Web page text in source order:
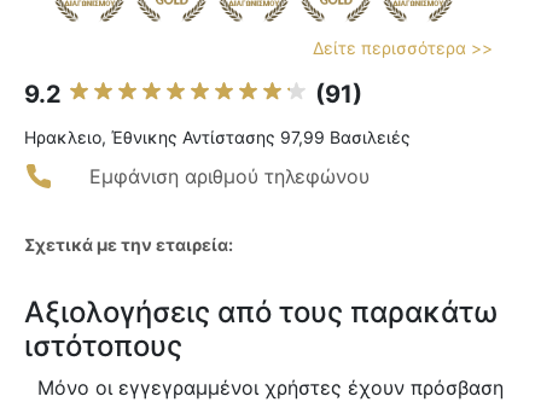
Δείτε περισσότερα >>
9.2 (91)
Ηρακλειο, Έθνικης Αντίστασης 97,99 Βασιλειές
Εμφάνιση αριθμού τηλεφώνου
Σχετικά με την εταιρεία:
Αξιολογήσεις από τους παρακάτω
ιστότοπους
Μόνο οι εγγεγραμμένοι χρήστες έχουν πρόσβαση